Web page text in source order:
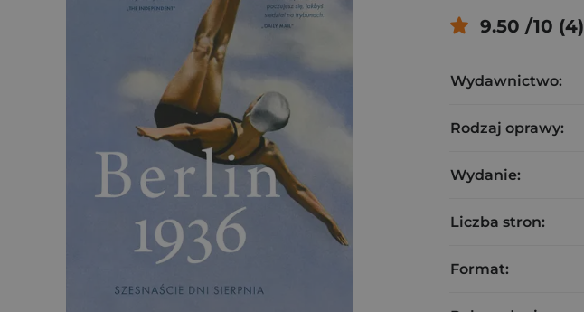
9.50 /10 (4)
Wydawnictwo:
Rodzaj oprawy:
Wydanie:
Liczba stron:
Format: